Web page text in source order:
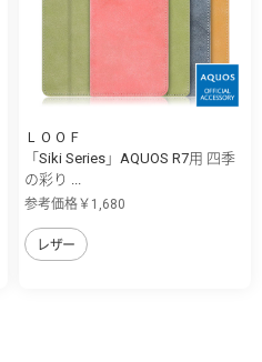
ＬＯＯＦ
「Siki Series」AQUOS R7用 四季
の彩り ...
参考価格￥1,680
レザー